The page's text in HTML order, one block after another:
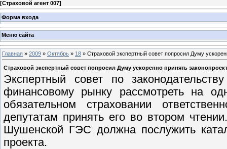
[Страховой агент 007]
Форма входа
Меню сайта
Главная » 2009 » Октябрь » 18 » Страховой экспертный совет попросил Думу
Страховой экспертный совет попросил Думу ускоренно принять
Экспертный совет по
финансовому рынку рассмотреть на
обязательном страховании
депутатам принять его во втором
Шушенской ГЭС должна послужить
проекта.